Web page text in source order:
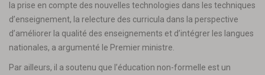
la prise en compte des nouvelles technologies dans les techniques
d’enseignement, la relecture des curricula dans la perspective
d’améliorer la qualité des enseignements et d’intégrer les langues
nationales, a argumenté le Premier ministre.
Par ailleurs, il a soutenu que l’éducation non-formelle est un